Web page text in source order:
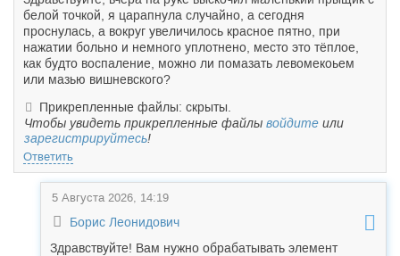
белой точкой, я царапнула случайно, а сегодня
проснулась, а вокруг увеличилось красное пятно, при
нажатии больно и немного уплотнено, место это тёплое,
как будто воспаление, можно ли помазать левомекоьем
или мазью вишневского?
Прикрепленные файлы: скрыты.
Чтобы увидеть прикрепленные файлы войдите или
зарегистрируйтесь!
Ответить
5 Августа 2026, 14:19
Борис Леонидович
Здравствуйте! Вам нужно обрабатывать элемент